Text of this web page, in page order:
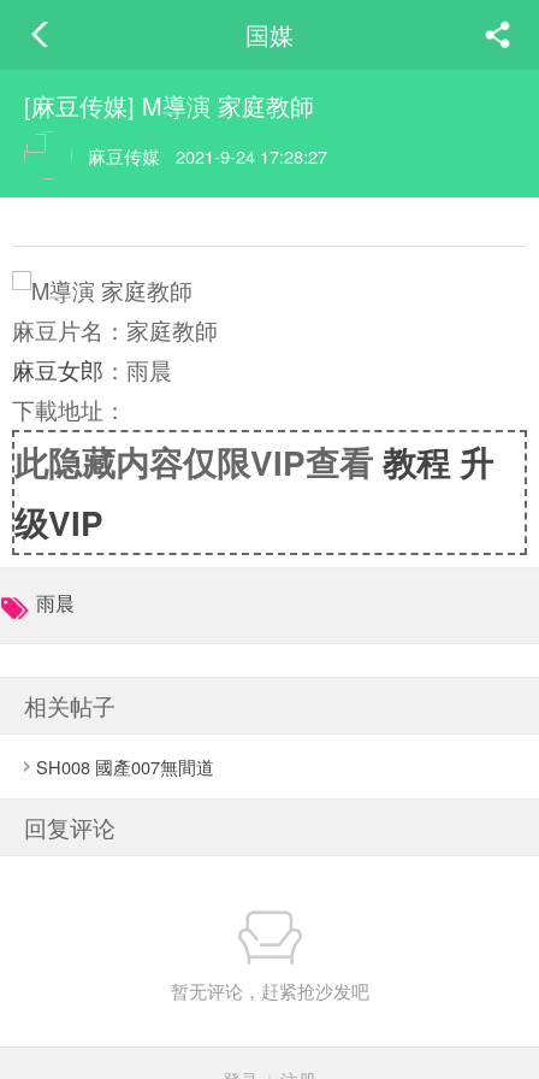
国媒
[麻豆传媒] M導演 家庭教師
麻豆传媒 2021-9-24 17:28:27
麻豆片名：家庭教師
麻豆女郎 ：雨晨
下載地址：
此隐藏内容仅限VIP查看 教程 升
级VIP
雨晨
相关帖子
SH008 國產007無間道
回复评论
暂无评论，赶紧抢沙发吧